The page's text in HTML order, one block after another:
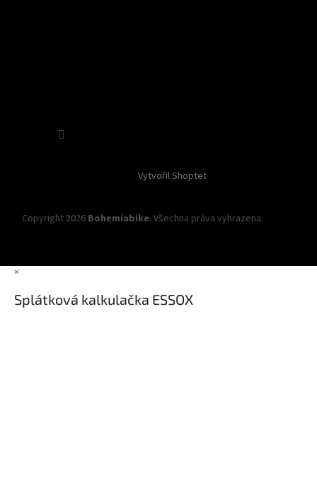
Vytvořil Shoptet
Copyright 2026 Bohemiabike. Všechna práva vyhrazena.
×
Splátková kalkulačka ESSOX